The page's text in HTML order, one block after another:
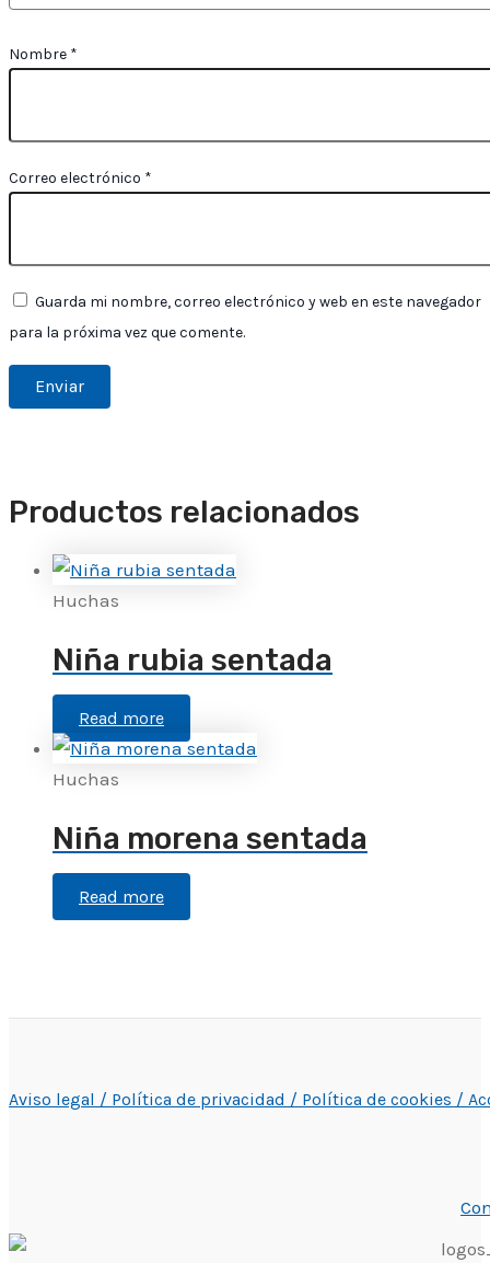
Nombre *
Correo electrónico *
Guarda mi nombre, correo electrónico y web en este navegador
para la próxima vez que comente.
Productos relacionados
Huchas
Niña rubia sentada
Read more
Huchas
Niña morena sentada
Read more
Aviso legal / Política de privacidad / Política de cookies /